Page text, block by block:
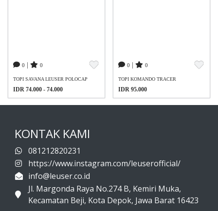
0 0
TOPI SAVANA LEUSER POLOCAP
IDR 74.000 - 74.000
0 0
TOPI KOMANDO TRACER
IDR 95.000
KONTAK KAMI
081212820231
https://www.instagram.com/leuserofficial/
info@leuser.co.id
Jl. Margonda Raya No.274 B, Kemiri Muka,
Kecamatan Beji, Kota Depok, Jawa Barat 16423